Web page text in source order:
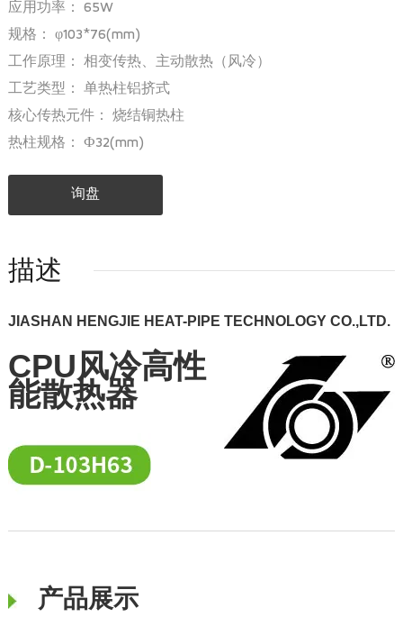
应用功率： 65W
规格： φ103*76(mm)
工作原理： 相变传热、主动散热（风冷）
工艺类型： 单热柱铝挤式
核心传热元件： 烧结铜热柱
热柱规格： Ф32(mm)
询盘
描述
JIASHAN HENGJIE HEAT-PIPE TECHNOLOGY CO.,LTD.
CPU风冷高性
能散热器
产品展示